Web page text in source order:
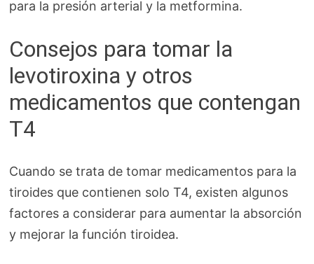
para la presión arterial y la metformina.
Consejos para tomar la
levotiroxina y otros
medicamentos que contengan
T4
Cuando se trata de tomar medicamentos para la
tiroides que contienen solo T4, existen algunos
factores a considerar para aumentar la absorción
y mejorar la función tiroidea.